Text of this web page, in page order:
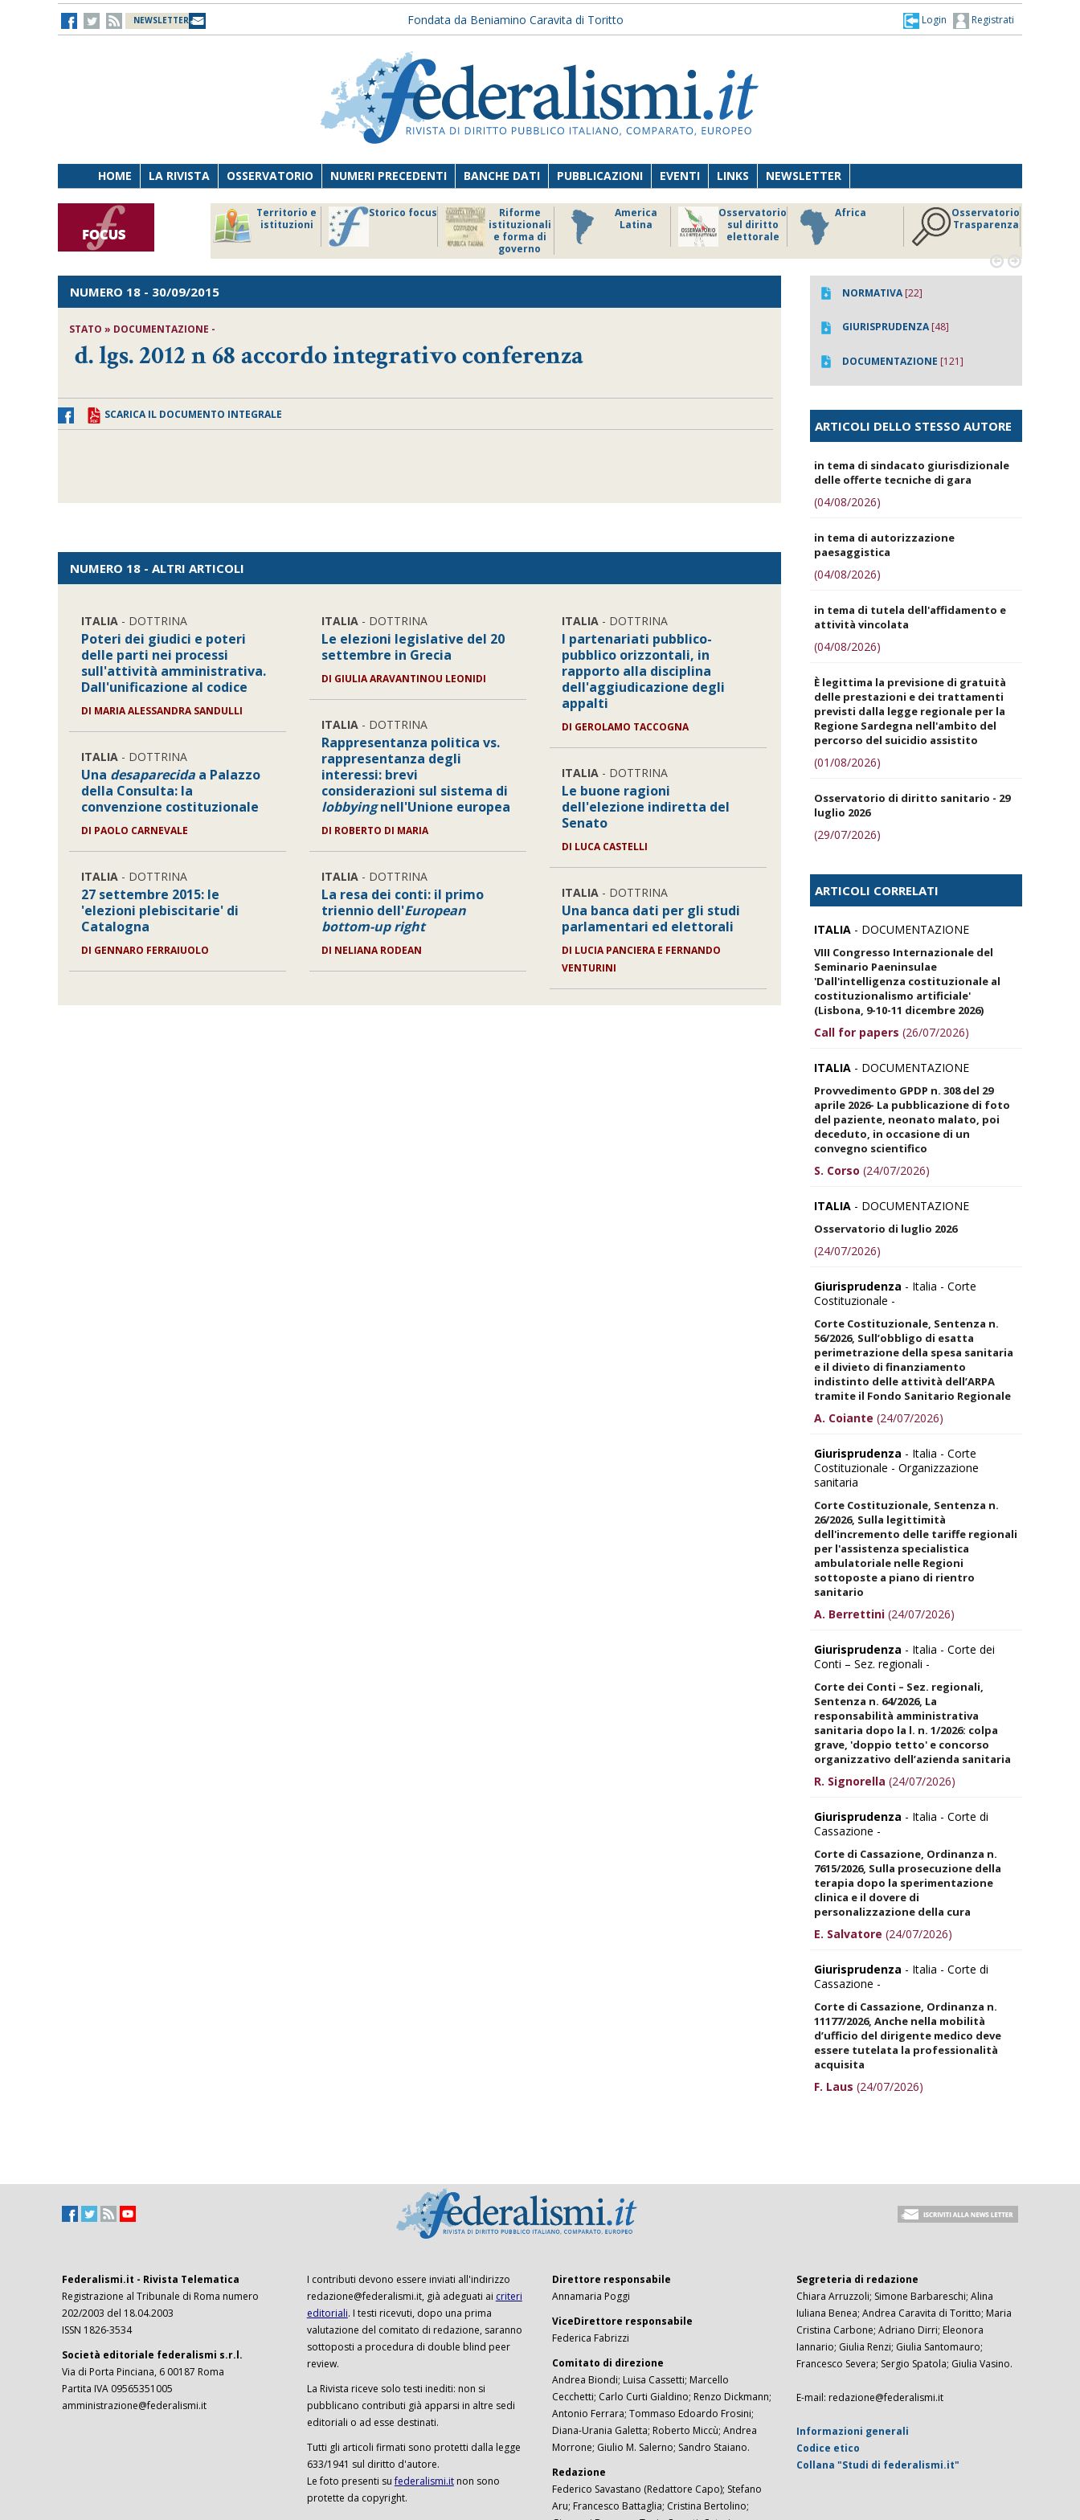
NEWSLETTER Fondata da Beniamino Caravita di Toritto Registrati
Login
HOME LA RIVISTA OSSERVATORIO NUMERI PRECEDENTI BANCHE DATI PUBBLICAZIONI EVENTI LINKS NEWSLETTER
Territorio e
istituzioni
Storico focus
Riforme
istituzionali
e forma di
governo
America
Latina
Osservatorio
sul diritto
elettorale
Africa
Osservatorio
Trasparenza
 
NUMERO 18 - 30/09/2015
STATO » DOCUMENTAZIONE -
d. lgs. 2012 n 68 accordo integrativo conferenza
SCARICA IL DOCUMENTO INTEGRALE
NUMERO 18 - ALTRI ARTICOLI
ITALIA - DOTTRINA
Poteri dei giudici e poteri
delle parti nei processi
sull'attività amministrativa.
Dall'unificazione al codice
DI MARIA ALESSANDRA SANDULLI
ITALIA - DOTTRINA
Una desaparecida a Palazzo
della Consulta: la
convenzione costituzionale
DI PAOLO CARNEVALE
ITALIA - DOTTRINA
27 settembre 2015: le
'elezioni plebiscitarie' di
Catalogna
DI GENNARO FERRAIUOLO
ITALIA - DOTTRINA
Le elezioni legislative del 20
settembre in Grecia
DI GIULIA ARAVANTINOU LEONIDI
ITALIA - DOTTRINA
Rappresentanza politica vs.
rappresentanza degli
interessi: brevi
considerazioni sul sistema di
lobbyingnell'Unione europea
DI ROBERTO DI MARIA
ITALIA - DOTTRINA
La resa dei conti: il primo
triennio dell'European
bottom-up right
DI NELIANA RODEAN
ITALIA- DOTTRINA
I partenariati pubblico-
pubblico orizzontali, in
rapporto alla disciplina
dell'aggiudicazione degli
appalti
DI GEROLAMO TACCOGNA
ITALIA- DOTTRINA
Le buone ragioni
dell'elezione indiretta del
Senato
DI LUCA CASTELLI
ITALIA- DOTTRINA
Una banca dati per gli studi
parlamentari ed elettorali
DI LUCIA PANCIERA E FERNANDO
VENTURINI
NORMATIVA[22]
GIURISPRUDENZA[48]
DOCUMENTAZIONE [121]
ARTICOLI DELLO STESSO AUTORE
in tema di sindacato giurisdizionale
delle offerte tecniche di gara
(04/08/2026)
in tema di autorizzazione
paesaggistica
(04/08/2026)
in tema di tutela dell'affidamento e
attività vincolata
(04/08/2026)
È legittima la previsione di gratuità
delle prestazioni e dei trattamenti
previsti dalla legge regionale per la
Regione Sardegna nell'ambito del
percorso del suicidio assistito
(01/08/2026)
Osservatorio di diritto sanitario - 29
luglio 2026
(29/07/2026)
ARTICOLI CORRELATI
ITALIA - DOCUMENTAZIONE
VIII Congresso Internazionale del
Seminario Paeninsulae
'Dall'intelligenza costituzionale al
costituzionalismo artificiale'
(Lisbona, 9-10-11 dicembre 2026)
Call for papers (26/07/2026)
ITALIA - DOCUMENTAZIONE
Provvedimento GPDP n. 308 del 29
aprile 2026- La pubblicazione di foto
del paziente, neonato malato, poi
deceduto, in occasione di un
convegno scientifico
S. Corso (24/07/2026)
ITALIA - DOCUMENTAZIONE
Osservatorio di luglio 2026
(24/07/2026)
Giurisprudenza - Italia - Corte
Costituzionale -
Corte Costituzionale, Sentenza n.
56/2026, Sull’obbligo di esatta
perimetrazione della spesa sanitaria
e il divieto di finanziamento
indistinto delle attività dell’ARPA
tramite il Fondo Sanitario Regionale
A. Coiante (24/07/2026)
Giurisprudenza - Italia - Corte
Costituzionale - Organizzazione
sanitaria
Corte Costituzionale, Sentenza n.
26/2026, Sulla legittimità
dell'incremento delle tariffe regionali
per l'assistenza specialistica
ambulatoriale nelle Regioni
sottoposte a piano di rientro
sanitario
A. Berrettini (24/07/2026)
Giurisprudenza - Italia - Corte dei
Conti – Sez. regionali -
Corte dei Conti – Sez. regionali,
Sentenza n. 64/2026, La
responsabilità amministrativa
sanitaria dopo la l. n. 1/2026: colpa
grave, 'doppio tetto' e concorso
organizzativo dell’azienda sanitaria
R. Signorella (24/07/2026)
Giurisprudenza - Italia - Corte di
Cassazione -
Corte di Cassazione, Ordinanza n.
7615/2026, Sulla prosecuzione della
terapia dopo la sperimentazione
clinica e il dovere di
personalizzazione della cura
E. Salvatore (24/07/2026)
Giurisprudenza - Italia - Corte di
Cassazione -
Corte di Cassazione, Ordinanza n.
11177/2026, Anche nella mobilità
d’ufficio del dirigente medico deve
essere tutelata la professionalità
acquisita
F. Laus (24/07/2026)
Federalismi.it - Rivista Telematica
Registrazione al Tribunale di Roma numero
202/2003 del 18.04.2003
ISSN 1826-3534
Società editoriale federalismi s.r.l.
Via di Porta Pinciana, 6 00187 Roma
Partita IVA 09565351005
amministrazione@federalismi.it
I contributi devono essere inviati all'indirizzo
redazione@federalismi.it, già adeguati ai criteri
editoriali. I testi ricevuti, dopo una prima
valutazione del comitato di redazione, saranno
sottoposti a procedura di double blind peer
review.
La Rivista riceve solo testi inediti: non si
pubblicano contributi già apparsi in altre sedi
editoriali o ad esse destinati.
Tutti gli articoli firmati sono protetti dalla legge
633/1941 sul diritto d'autore.
Le foto presenti sufederalismi.itnon sono
protette da copyright.
Direttore responsabile
Annamaria Poggi
ViceDirettore responsabile
Federica Fabrizzi
Comitato di direzione
Andrea Biondi; Luisa Cassetti; Marcello
Cecchetti; Carlo Curti Gialdino; Renzo Dickmann;
Antonio Ferrara; Tommaso Edoardo Frosini;
Diana-Urania Galetta; Roberto Miccù; Andrea
Morrone; Giulio M. Salerno; Sandro Staiano.
Redazione
Federico Savastano (Redattore Capo); Stefano
Aru; Francesco Battaglia; Cristina Bertolino;
Segreteria di redazione
Chiara Arruzzoli; Simone Barbareschi; Alina
Iuliana Benea; Andrea Caravita di Toritto; Maria
Cristina Carbone; Adriano Dirri; Eleonora
Iannario; Giulia Renzi; Giulia Santomauro;
Francesco Severa; Sergio Spatola; Giulia Vasino.
E-mail: redazione@federalismi.it
Informazioni generali
Codice etico
Collana "Studi di federalismi.it"